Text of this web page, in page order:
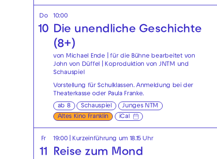
Do
10
10:00
Die unendliche Geschichte
(8+)
von Michael Ende | für die Bühne bearbeitet von
John von Düffel | Koproduktion von JNTM und
Schauspiel
Vorstellung für Schulklassen. Anmeldung bei der
Theaterkasseoder Paula Franke.
ab 8 Schauspiel
Junges NTM
Altes Kino Franklin
iCal
Fr
11
19:00 | Kurzeinführung um 18.15 Uhr
Reise zum Mond